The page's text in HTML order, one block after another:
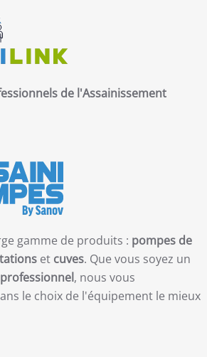
de l'Assainissement
gamme de produits : pompes de
et cuves. Que vous soyez un
professionnel, nous vous
le choix de l'équipement le mieux